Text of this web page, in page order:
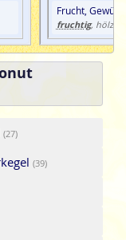
Frucht,
fruchtig,
(27)
(39)